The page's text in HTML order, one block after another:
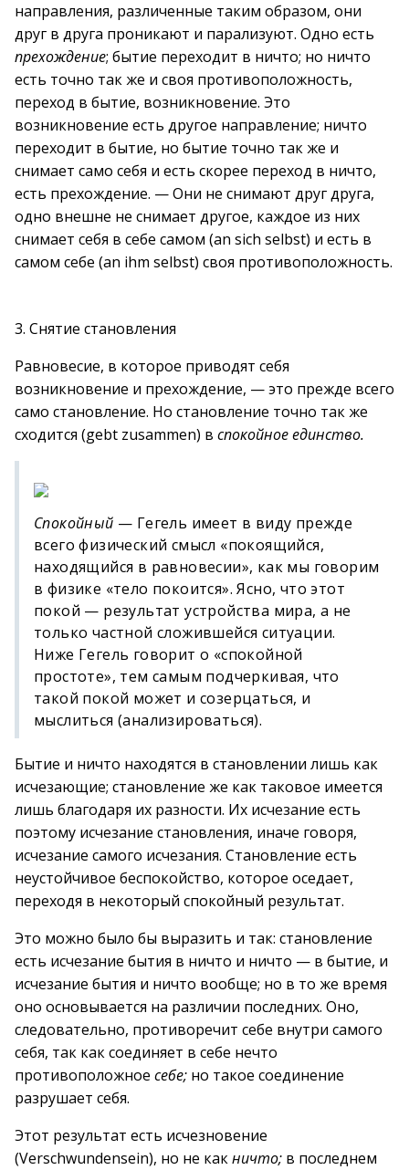
направления, различенные таким образом, они
друг в друга проникают и парализуют. Одно есть
прехождение; бытие переходит в ничто; но ничто
есть точно так же и своя противоположность,
переход в бытие, возникновение. Это
возникновение есть другое направление; ничто
переходит в бытие, но бытие точно так же и
снимает само себя и есть скорее переход в ничто,
есть прехождение. — Они не снимают друг друга,
одно внешне не снимает другое, каждое из них
снимает себя в себе самом (аn sich sеlbst) и есть в
самом себе (an ihm selbst) своя противоположность.
3. Снятие становления
Равновесие, в которое приводят себя
возникновение и прехождение, — это прежде всего
само становление. Но становление точно так же
сходится (gebt zusammen) в спокойное единство.
Спокойный — Гегель имеет в виду прежде
всего физический смысл «покоящийся,
находящийся в равновесии», как мы говорим
в физике «тело покоится». Ясно, что этот
покой — результат устройства мира, а не
только частной сложившейся ситуации.
Ниже Гегель говорит о «спокойной
простоте», тем самым подчеркивая, что
такой покой может и созерцаться, и
мыслиться (анализироваться).
Бытие и ничто находятся в становлении лишь как
исчезающие; становление же как таковое имеется
лишь благодаря их разности. Их исчезание есть
поэтому исчезание становления, иначе говоря,
исчезание самого исчезания. Становление есть
неустойчивое беспокойство, которое оседает,
переходя в некоторый спокойный результат.
Это можно было бы выразить и так: становление
есть исчезание бытия в ничто и ничто — в бытие, и
исчезание бытия и ничто вообще; но в то же время
оно основывается на различии последних. Оно,
следовательно, противоречит себе внутри самого
себя, так как соединяет в себе нечто
противоположное себе; но такое соединение
разрушает себя.
Этот результат есть исчезновение
(Verschwundensein), но не какничто; в последнем